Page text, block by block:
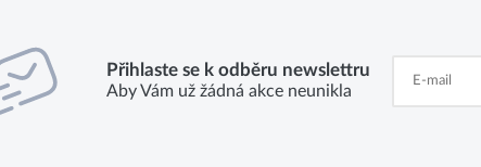
Přihlaste se k odběru newslettru
Aby Vám už žádná akce neunikla